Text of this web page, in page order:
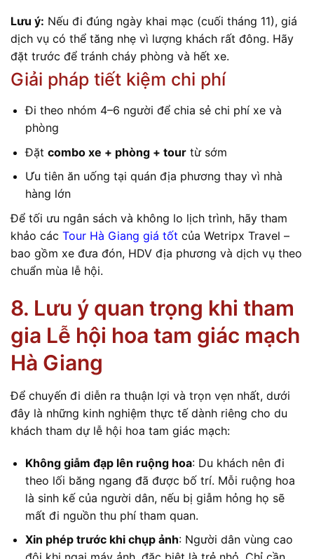
Lưu ý: Nếu đi đúng ngày khai mạc (cuối tháng 11), giá
dịch vụ có thể tăng nhẹ vì lượng khách rất đông. Hãy
đặt trước để tránh cháy phòng và hết xe.
Giải pháp tiết kiệm chi phí
Đi theo nhóm 4–6 người để chia sẻ chi phí xe và
phòng
Đặt combo xe + phòng + tourtừ sớm
Ưu tiên ăn uống tại quán địa phương thay vì nhà
hàng lớn
Để tối ưu ngân sách và không lo lịch trình, hãy tham
khảo các Tour Hà Giang giá tốt của Wetripx Travel –
bao gồm xe đưa đón, HDV địa phương và dịch vụ theo
chuẩn mùa lễ hội.
8. Lưu ý quan trọng khi tham
gia Lễ hội hoa tam giác mạch
Hà Giang
Để chuyến đi diễn ra thuận lợi và trọn vẹn nhất, dưới
đây là những kinh nghiệm thực tế dành riêng cho du
khách tham dự lễ hội hoa tam giác mạch:
Không giẫm đạp lên ruộng hoa: Du khách nên đi
theo lối băng ngang đã được bố trí. Mỗi ruộng hoa
là sinh kế của người dân, nếu bị giẫm hỏng họ sẽ
mất đi nguồn thu phí tham quan.
Xin phép trước khi chụp ảnh: Người dân vùng cao